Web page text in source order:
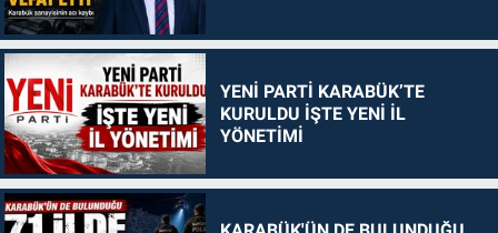
YENİ PARTİ KARABÜK’TE
KURULDU İŞTE YENİ İL
YÖNETİMİ